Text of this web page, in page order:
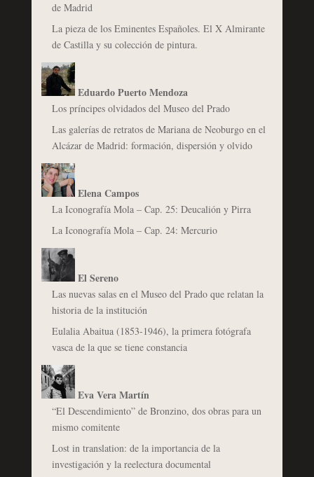
de Madrid
La pieza de los Eminentes Españoles. El X Almirante
de Castilla y su colección de pintura.
Eduardo Puerto Mendoza
Los príncipes olvidados del Museo del Prado
Las galerías de retratos de Mariana de Neoburgo en el
Alcázar de Madrid: formación, dispersión y olvido
Elena Campos
La Iconografía Mola – Cap. 25: Deucalión y Pirra
La Iconografía Mola – Cap. 24: Mercurio
El Sereno
Las nuevas salas en el Museo del Prado que relatan la
historia de la institución
Eulalia Abaitua (1853-1946), la primera fotógrafa
vasca de la que se tiene constancia
Eva Vera Martín
“El Descendimiento” de Bronzino, dos obras para un
mismo comitente
Lost in translation: de la importancia de la
investigación y la reelectura documental